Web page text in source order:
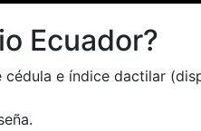
Ecuador?
e índice dactilar